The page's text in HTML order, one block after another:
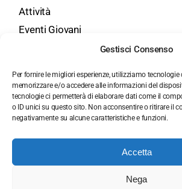
Gestisci Consenso
Per fornire le migliori esperienze, utilizziamo tecnologie
memorizzare e/o accedere alle informazioni del
tecnologie ci permetterà di elaborare dati come il
o ID unici su questo sito. Non acconsentire o ritirare il
negativamente su alcune caratteristiche e funzioni.
Accetta
Nega
Attività
Eventi Giovani
Contatti
Via Druso, 45 - 00184 Roma
+39 06 7000884
segreteria@fondazionemuseoalbertosordi.org